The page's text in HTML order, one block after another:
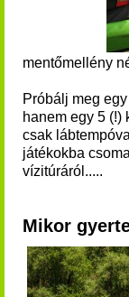
mentőmellény
Próbálj meg
hanem egy 5 (!)
csak
játékokba
vízitúráról.....
Mikor